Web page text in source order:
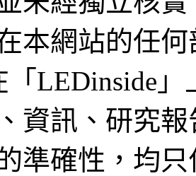
本網站的任
「LEDinside
資訊、研究
準確性，均